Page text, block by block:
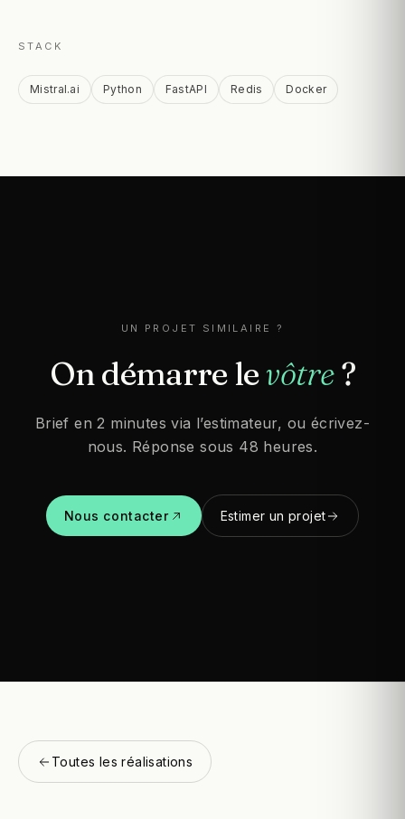
STACK
Mistral.ai Python FastAPI Redis Docker
UN PROJET SIMILAIRE ?
Ondémarrelevôtre?
Brief en 2 minutes via l’estimateur, ou écrivez-
nous. Réponse sous 48 heures.
Nous contacter Estimer un projet
Toutes les réalisations